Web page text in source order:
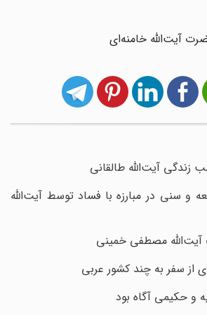
آیت‌الله خامنه‌ای
آیت‌الله طالقانی
در مبارزه با فساد توسط آیت‌الله
مصطفی خمینی
سفر به چند کشور عربی
و حکیمی آگاه بود